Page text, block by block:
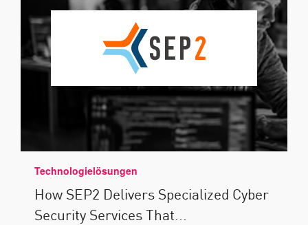
Technologielösungen
How SEP2 Delivers Specialized Cyber
Security Services That...